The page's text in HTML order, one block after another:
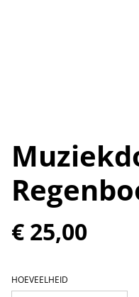
€ 25,00
HOEVEELHEID